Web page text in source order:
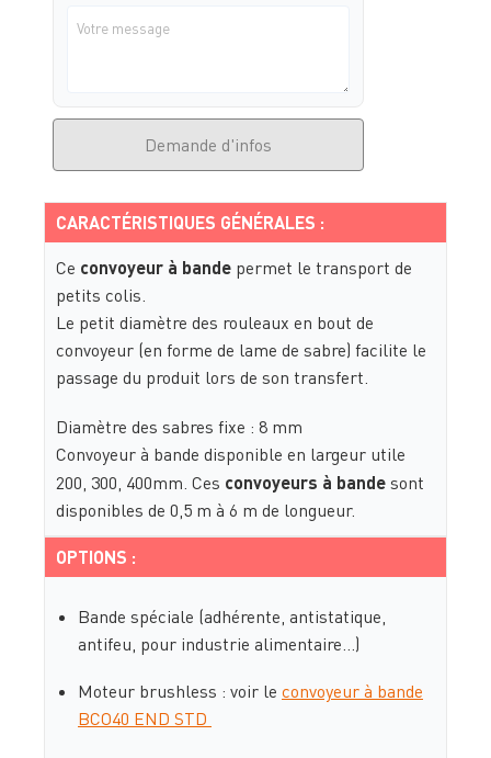
Demande d'infos
CARACTÉRISTIQUES GÉNÉRALES :
Ce convoyeur à bande permet le transport de
petits colis.
Le petit diamètre des rouleaux en bout de
convoyeur (en forme de lame de sabre) facilite le
passage du produit lors de son transfert.
Diamètre des sabres fixe : 8 mm
Convoyeur à bande disponible en largeur utile
200, 300, 400mm. Ces convoyeurs à bande sont
disponibles de 0,5 m à 6 m de longueur.
OPTIONS :
Bande spéciale (adhérente, antistatique,
antifeu, pour industrie alimentaire…)
Moteur brushless : voir le convoyeur à bande
BCO40 END STD